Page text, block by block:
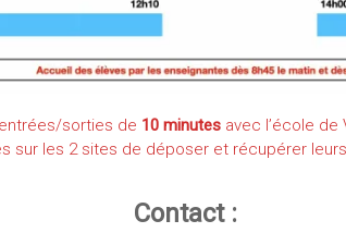
sorties de 10 minutes avec l’école de
sur les 2 sites de déposer et récupérer
Contact :